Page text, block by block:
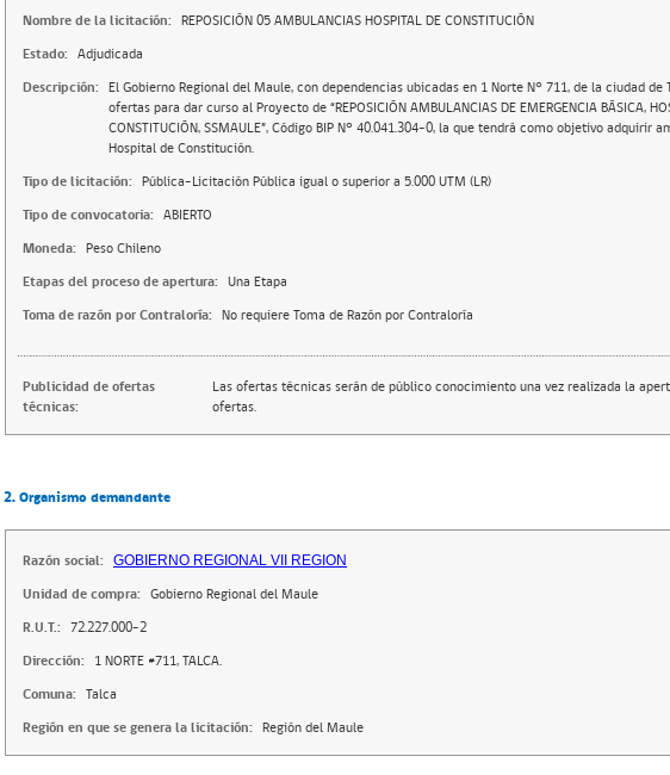
Nombre de la licitación: REPOSICIÓN 05 AMBULANCIAS HOSPITAL DE CONSTITUCIÓN
Estado: Adjudicada
Descripción: El Gobierno Regional del Maule, con dependencias ubicadas en 1 Norte N° 711, de la ciudad de
ofertas para dar curso al Proyecto de “REPOSICIÓN AMBULANCIAS DE EMERGENCIA BÁSICA,
CONSTITUCIÓN, SSMAULE”, Código BIP N° 40.041.304-0, la que tendrá como objetivo adquirir
Hospital de Constitución.
Tipo de licitación: Pública-Licitación Pública igual o superior a 5.000 UTM (LR)
Tipo de convocatoria: ABIERTO
Moneda: Peso Chileno
Etapas del proceso de apertura: Una Etapa
Toma de razón por Contraloría: No requiere Toma de Razón por Contraloría
Publicidad de ofertas
técnicas:
Las ofertas técnicas serán de público conocimiento una vez realizada la
ofertas.
2. Organismo demandante
Razón social: GOBIERNO REGIONAL VII REGION
Unidad de compra: Gobierno Regional del Maule
R.U.T.: 72.227.000-2
Dirección: 1 NORTE #711, TALCA.
Comuna: Talca
Región en que se genera la licitación: Región del Maule